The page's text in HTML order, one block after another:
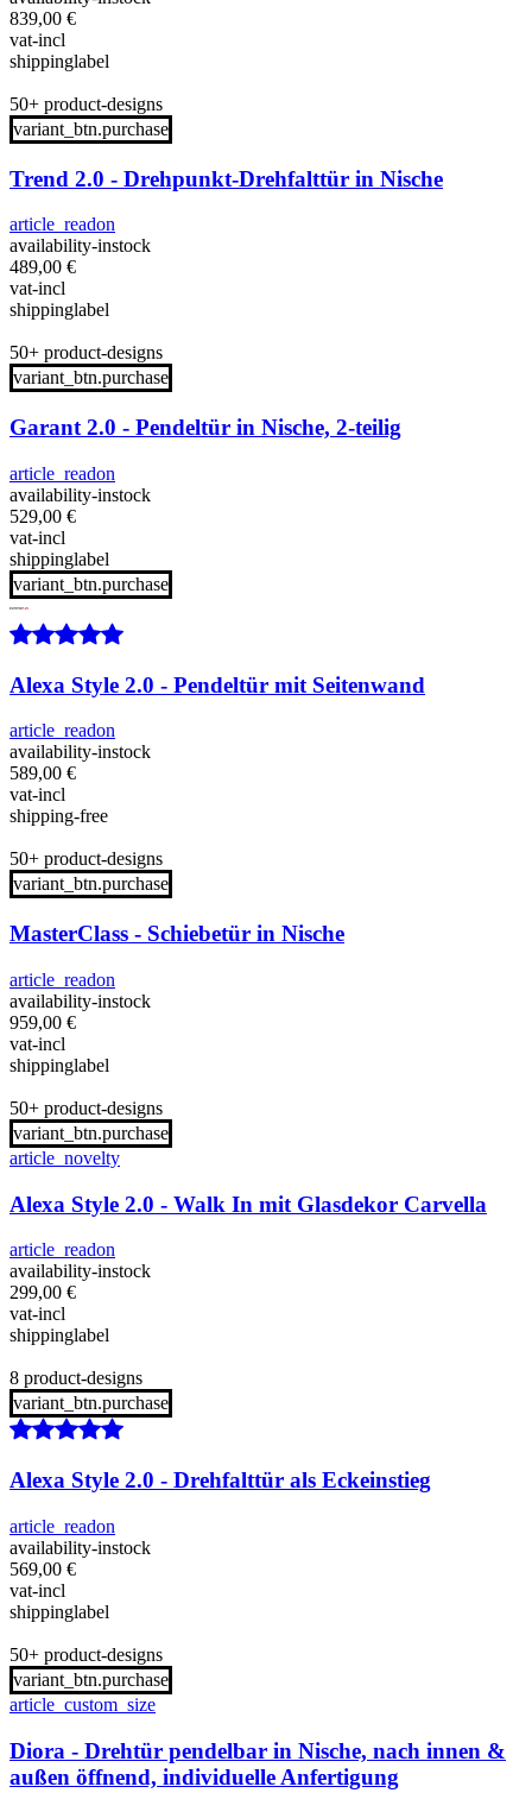
839,00 €
vat-incl
shippinglabel
50+ product-designs
variant_btn.purchase
Trend 2.0 - Drehpunkt-Drehfalttür in Nische
article_readon
availability-instock
489,00 €
vat-incl
shippinglabel
50+ product-designs
variant_btn.purchase
Garant 2.0 - Pendeltür in Nische, 2-teilig
article_readon
availability-instock
529,00 €
vat-incl
shippinglabel
variant_btn.purchase
Alexa Style 2.0 - Pendeltür mit Seitenwand
article_readon
availability-instock
589,00 €
vat-incl
shipping-free
50+ product-designs
variant_btn.purchase
MasterClass - Schiebetür in Nische
article_readon
availability-instock
959,00 €
vat-incl
shippinglabel
50+ product-designs
variant_btn.purchase
article_novelty
Alexa Style 2.0 - Walk In mit Glasdekor Carvella
article_readon
availability-instock
299,00 €
vat-incl
shippinglabel
8 product-designs
variant_btn.purchase
Alexa Style 2.0 - Drehfalttür als Eckeinstieg
article_readon
availability-instock
569,00 €
vat-incl
shippinglabel
50+ product-designs
variant_btn.purchase
article_custom_size
Diora - Drehtür pendelbar in Nische, nach innen &
außen öffnend, individuelle Anfertigung